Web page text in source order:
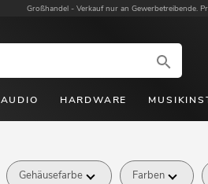
Großhandel - Verkauf nur an Gewerbetreibende.
AUDIO HARDWARE
Gehäusefarbe Farben